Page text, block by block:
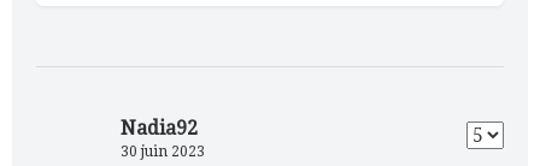
Nadia92
30 juin 2023